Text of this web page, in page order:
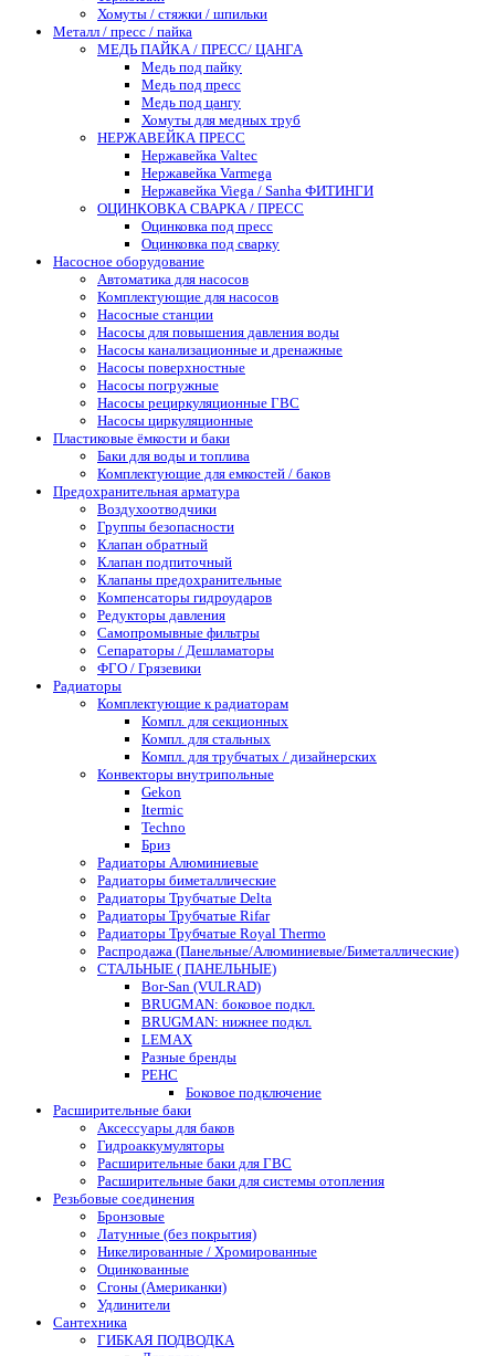
Хомуты / стяжки / шпильки
Металл / пресс / пайка
МЕДЬ ПАЙКА / ПРЕСС/ ЦАНГА
Медь под пайку
Медь под пресс
Медь под цангу
Хомуты для медных труб
НЕРЖАВЕЙКА ПРЕСС
Нержавейка Valtec
Нержавейка Varmega
Нержавейка Viega / Sanha ФИТИНГИ
ОЦИНКОВКА СВАРКА / ПРЕСС
Оцинковка под пресс
Оцинковка под сварку
Насосное оборудование
Автоматика для насосов
Комплектующие для насосов
Насосные станции
Насосы для повышения давления воды
Насосы канализационные и дренажные
Насосы поверхностные
Насосы погружные
Насосы рециркуляционные ГВС
Насосы циркуляционные
Пластиковые ёмкости и баки
Баки для воды и топлива
Комплектующие для емкостей / баков
Предохранительная арматура
Воздухоотводчики
Группы безопасности
Клапан обратный
Клапан подпиточный
Клапаны предохранительные
Компенсаторы гидроударов
Редукторы давления
Самопромывные фильтры
Сепараторы / Дешламаторы
ФГО / Грязевики
Радиаторы
Комплектующие к радиаторам
Компл. для секционных
Компл. для стальных
Компл. для трубчатых / дизайнерских
Конвекторы внутрипольные
Gekon
Itermic
Techno
Бриз
Радиаторы Алюминиевые
Радиаторы биметаллические
Радиаторы Трубчатые Delta
Радиаторы Трубчатые Rifar
Радиаторы Трубчатые Royal Thermo
Распродажа (Панельные/Алюминиевые/Биметаллические)
СТАЛЬНЫЕ ( ПАНЕЛЬНЫЕ)
Bor-San (VULRAD)
BRUGMAN: боковое подкл.
BRUGMAN: нижнее подкл.
LEMAX
Разные бренды
РЕНС
Боковое подключение
Расширительные баки
Аксессуары для баков
Гидроаккумуляторы
Расширительные баки для ГВС
Расширительные баки для системы отопления
Резьбовые соединения
Бронзовые
Латунные (без покрытия)
Никелированные / Хромированные
Оцинкованные
Сгоны (Американки)
Удлинители
Сантехника
ГИБКАЯ ПОДВОДКА